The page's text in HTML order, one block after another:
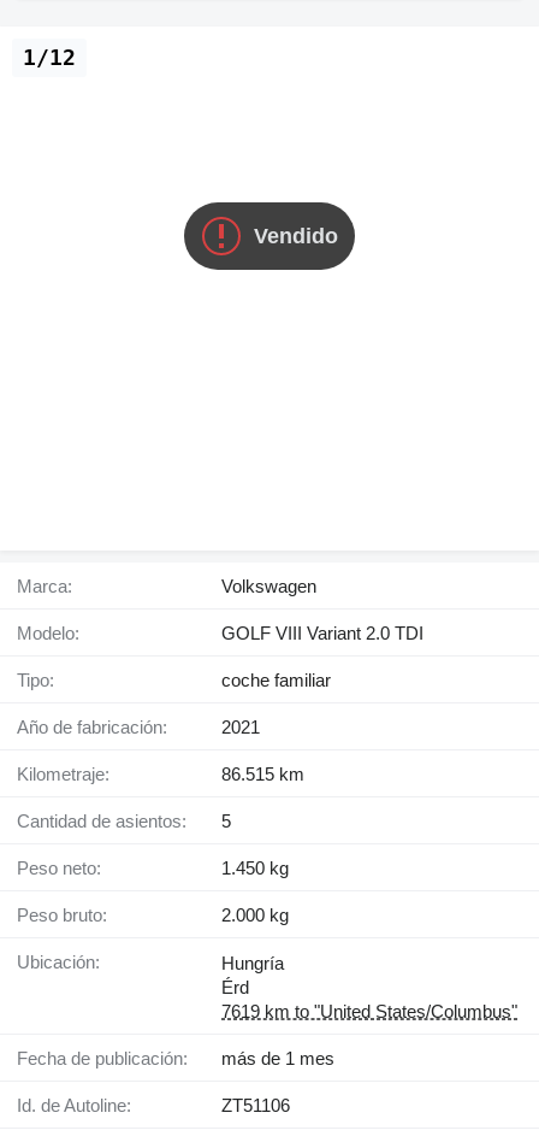
Vendido
1/12
Marca: Volkswagen
Modelo: GOLF VIII Variant 2.0 TDI
Tipo: coche familiar
Año de fabricación: 2021
Kilometraje: 86.515 km
Cantidad de asientos: 5
Peso neto: 1.450 kg
Peso bruto: 2.000 kg
Ubicación:
Hungría
Érd
7619 km to "United States/Columbus"
Fecha de publicación: más de 1 mes
Id. de Autoline: ZT51106